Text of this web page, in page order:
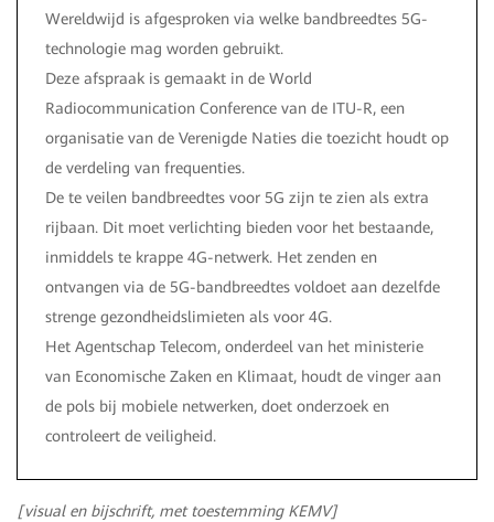
Wereldwijd is afgesproken via welke bandbreedtes 5G-
technologie mag worden gebruikt.
Deze afspraak is gemaakt in de World
Radiocommunication Conference van de ITU-R, een
organisatie van de Verenigde Naties die toezicht houdt op
de verdeling van frequenties.
De te veilen bandbreedtes voor 5G zijn te zien als extra
rijbaan. Dit moet verlichting bieden voor het bestaande,
inmiddels te krappe 4G-netwerk. Het zenden en
ontvangen via de 5G-bandbreedtes voldoet aan dezelfde
strenge gezondheidslimieten als voor 4G.
Het Agentschap Telecom, onderdeel van het ministerie
van Economische Zaken en Klimaat, houdt de vinger aan
de pols bij mobiele netwerken, doet onderzoek en
controleert de veiligheid.
[visual en bijschrift, met toestemming KEMV]